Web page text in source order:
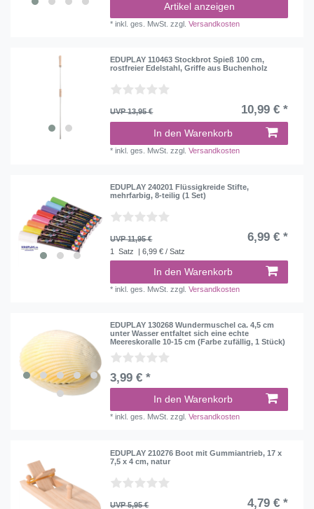
Artikel anzeigen
*inkl. ges. MwSt. zzgl.Versandkosten
EDUPLAY 110463 Stockbrot Spieß 100 cm,
rostfreier Edelstahl, Griffe aus Buchenholz
UVP 13,95 € 10,99 € *
In den Warenkorb
*inkl. ges. MwSt. zzgl.Versandkosten
EDUPLAY 240201 Flüssigkreide Stifte,
mehrfarbig, 8-teilig (1 Set)
UVP 11,95 € 6,99 € *
1 Satz | 6,99 € / Satz
In den Warenkorb
*inkl. ges. MwSt. zzgl.Versandkosten
EDUPLAY 130268 Wundermuschel ca. 4,5 cm
unter Wasser entfaltet sich eine echte
Meereskoralle 10-15 cm (Farbe zufällig, 1 Stück)
3,99 € *
In den Warenkorb
*inkl. ges. MwSt. zzgl.Versandkosten
EDUPLAY 210276 Boot mit Gummiantrieb, 17 x
7,5 x 4 cm, natur
UVP 5,95 € 4,79 € *